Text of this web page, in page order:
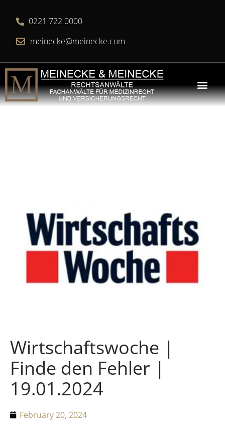
0221 722 0000
meinecke@meinecke.com
Wirtschaftswoche |
Finde den Fehler |
19.01.2024
February 20, 2024